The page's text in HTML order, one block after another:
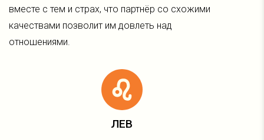
вместе с тем и страх, что партнёр со схожими
качествами позволит им довлеть над
отношениями.
ЛЕВ